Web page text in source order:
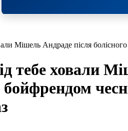
Мішель Андраде після
тебе ховали
бойфрендом